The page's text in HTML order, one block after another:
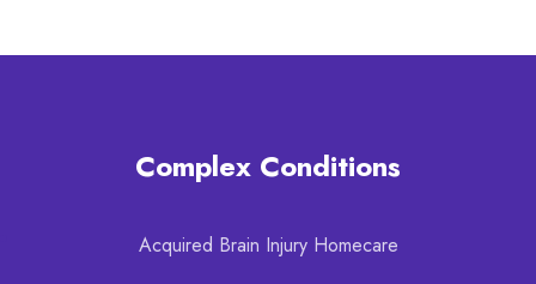
Complex Conditions
Acquired Brain Injury Homecare